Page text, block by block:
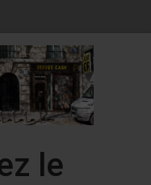
JOAILLERIE
ACCÈS
le